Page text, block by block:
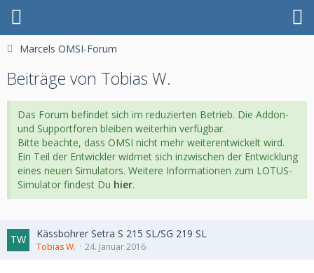
Marcels OMSI-Forum
Beiträge von Tobias W.
Das Forum befindet sich im reduzierten Betrieb. Die Addon-
und Supportforen bleiben weiterhin verfügbar.
Bitte beachte, dass OMSI nicht mehr weiterentwickelt wird.
Ein Teil der Entwickler widmet sich inzwischen der Entwicklung
eines neuen Simulators. Weitere Informationen zum LOTUS-
Simulator findest Du hier.
Kässbohrer Setra S 215 SL/SG 219 SL
Tobias W. 24. Januar 2016